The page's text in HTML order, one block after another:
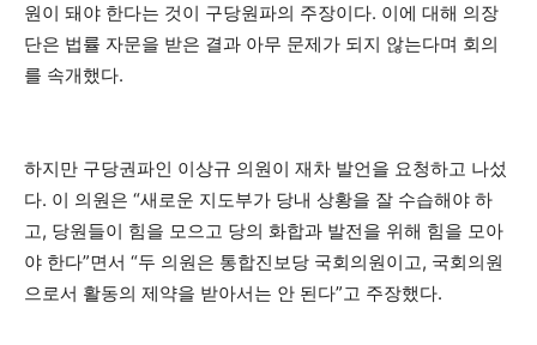
원이 돼야 한다는 것이 구당원파의 주장이다. 이에 대해 의장
단은 법률 자문을 받은 결과 아무 문제가 되지 않는다며 회의
를 속개했다.
하지만 구당권파인 이상규 의원이 재차 발언을 요청하고 나섰
다. 이 의원은 “새로운 지도부가 당내 상황을 잘 수습해야 하
고, 당원들이 힘을 모으고 당의 화합과 발전을 위해 힘을 모아
야 한다”면서 “두 의원은 통합진보당 국회의원이고, 국회의원
으로서 활동의 제약을 받아서는 안 된다”고 주장했다.